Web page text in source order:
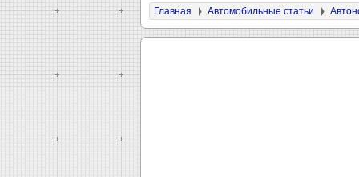
Главная Автомобильные статьи